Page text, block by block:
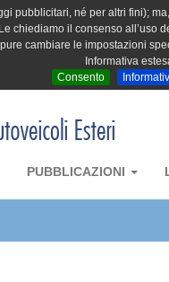
pubblicitari, né per altri fini);
il consenso all’uso
cambiare le impostazioni
Informativa
Consento
PUBBLICAZIONI